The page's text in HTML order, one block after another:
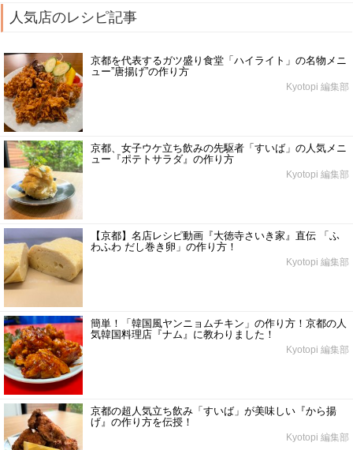
人気店のレシピ記事
京都を代表するガツ盛り食堂「ハイライト」の名物メニ
ュー”唐揚げ”の作り方
Kyotopi 編集部
京都、女子ウケ立ち飲みの先駆者「すいば」の人気メニ
ュー『ポテトサラダ』の作り方
Kyotopi 編集部
【京都】名店レシピ動画『大徳寺さいき家』直伝 「ふ
わふわ だし巻き卵」の作り方！
Kyotopi 編集部
簡単！「韓国風ヤンニョムチキン」の作り方！京都の人
気韓国料理店『ナム』に教わりました！
Kyotopi 編集部
京都の超人気立ち飲み「すいば」が美味しい『から揚
げ』の作り方を伝授！
Kyotopi 編集部